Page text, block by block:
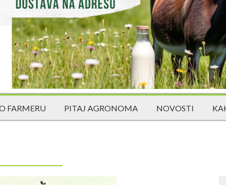
FARMERU PITAJ AGRONOMA NOVOSTI